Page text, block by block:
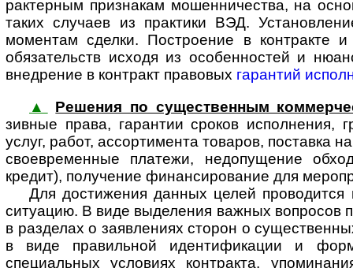
рак­тер­ным признакам мошен­ничества, на
таких случаев из практики ВЭД.
моментам сделки. Построение в контракте
обязательств исходя из особенностей и
внедрение в контракт правовых гарантий
▲
Решения по существенным
зивные права, гарантии сроков исполнения,
услуг, работ, ассортимента товаров, поставка
своевременные платежи, недопу­щение
кредит), получение финан­сиро­вание для
Для достижения данных целей проводится
ситуацию. В виде выделения важных вопросов
в разделах о заявлениях сторон о
в виде правиль­ной иденти­фикации и
специальных условиях контракта,